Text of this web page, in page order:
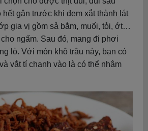
hết gân trước khi đem xắt thành lát
gia vị gồm sả bằm, muối, tỏi, ớt…
ngấm. Sau đó, mang đi phơi
lò. Với món khô trâu này, bạn có
vắt tí chanh vào là có thể nhâm